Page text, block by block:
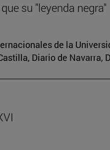
su "leyenda negra"
de la
Diario de Navarra,